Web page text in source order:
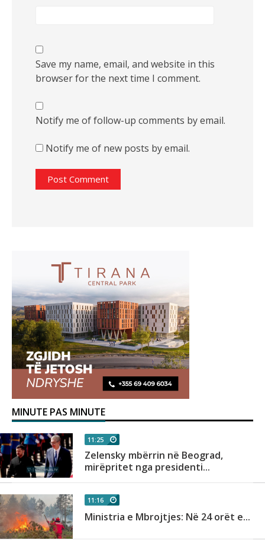
Save my name, email, and website in this
browser for the next time I comment.
Notify me of follow-up comments by email.
Notify me of new posts by email.
MINUTE PAS MINUTE
11:25
Zelensky mbërrin në Beograd,
mirëpritet nga presidenti...
11:16
Ministria e Mbrojtjes: Në 24 orët e...